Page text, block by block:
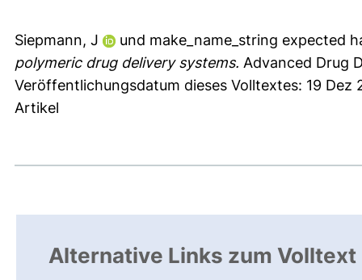
Siepmann, J und make_name_string expected
polymeric drug delivery systems. Advanced Drug
Veröffentlichungsdatum dieses Volltextes: 19 Dez
Artikel
Alternative Links zum Volltext